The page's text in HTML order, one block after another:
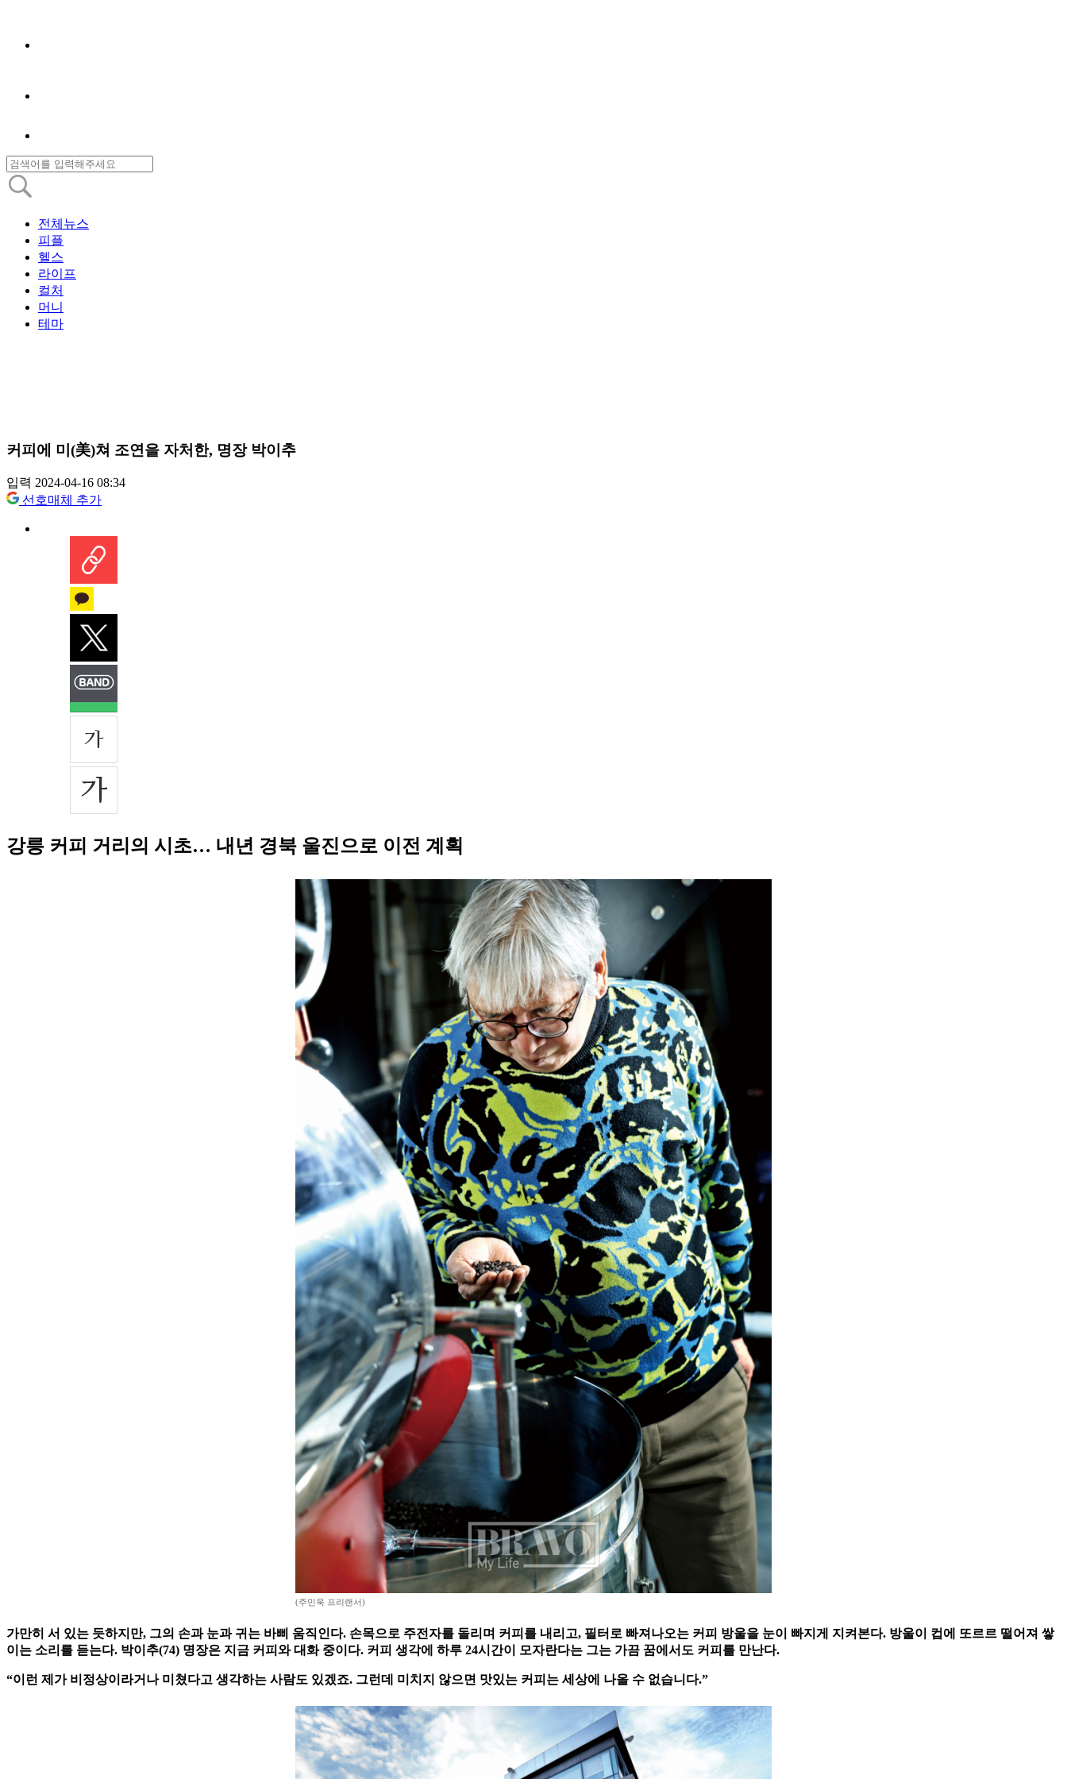
전체뉴스
피플
헬스
라이프
컬처
머니
테마
커피에 미(美)쳐 조연을 자처한, 명장 박이추
입력 2024-04-16 08:34
선호매체 추가
강릉 커피 거리의 시초… 내년 경북 울진으로 이전 계획
(주민욱 프리랜서)
가만히 서 있는 듯하지만, 그의 손과 눈과 귀는 바삐 움직인다. 손목으로 주전자를 돌리며 커피를 내리고, 필터로 빠져나오는 커피 방울을 눈이 빠지게 지켜본다. 방울이 컵에 또르르 떨어져 쌓
이는 소리를 듣는다. 박이추(74) 명장은 지금 커피와 대화 중이다. 커피 생각에 하루 24시간이 모자란다는 그는 가끔 꿈에서도 커피를 만난다.
“이런 제가 비정상이라거나 미쳤다고 생각하는 사람도 있겠죠. 그런데 미치지 않으면 맛있는 커피는 세상에 나올 수 없습니다.”